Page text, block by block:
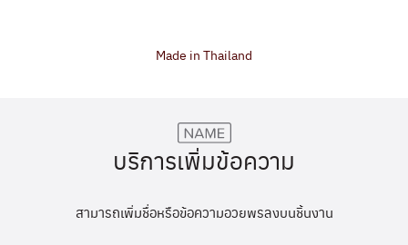
Made in Thailand
บริการเพิ่มข้อความ
สามารถเพิ่มชื่อหรือข้อความอวยพรลงบนชิ้นงาน